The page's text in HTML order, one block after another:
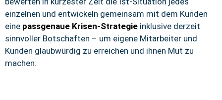
einzelnen und entwickeln gemeinsam mit dem Kunden
eine passgenaue Krisen-Strategie inklusive derzeit
sinnvoller Botschaften – um eigene Mitarbeiter und
Kunden glaubwürdig zu erreichen und ihnen Mut zu
machen.